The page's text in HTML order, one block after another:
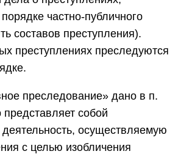
частно-публичного
составов преступления).
преступлениях преследуются
преследование» дано в п.
собой
осуществляемую
с целью изобличения